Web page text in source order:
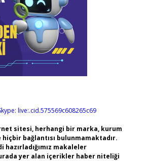
live:.cid.575569c608265c69
sitesi, herhangi bir marka, kurum
bağlantısı bulunmamaktadır.
hazırladığımız makaleler
yer alan içerikler haber niteliği